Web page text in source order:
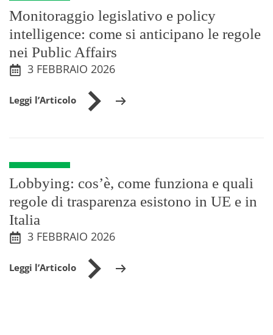
Monitoraggio legislativo e policy
intelligence: come si anticipano le regole
nei Public Affairs
3 FEBBRAIO 2026
Leggi l’Articolo
Lobbying: cos’è, come funziona e quali
regole di trasparenza esistono in UE e in
Italia
3 FEBBRAIO 2026
Leggi l’Articolo